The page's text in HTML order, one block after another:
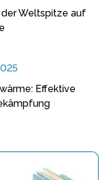
der Weltspitze auf
Effektive